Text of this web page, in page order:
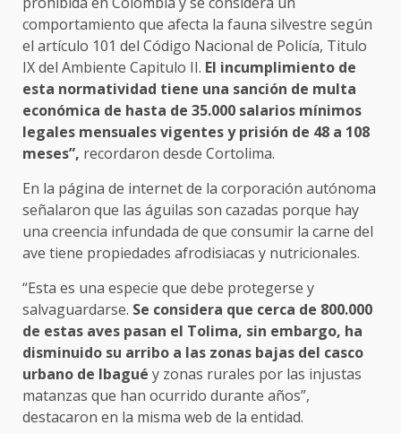
comportamiento que afecta la fauna silvestre según
el artículo 101 del Código Nacional de Policía, Titulo
IX del Ambiente Capitulo II. El incumplimiento de
esta normatividad tiene una sanción de multa
económica de hasta de 35.000 salarios mínimos
legales mensuales vigentes y prisión de 48 a 108
meses”, recordaron desde Cortolima.
En la página de internet de la corporación autónoma
señalaron que las águilas son cazadas porque hay
una creencia infundada de que consumir la carne del
ave tiene propiedades afrodisiacas y nutricionales.
“Esta es una especie que debe protegerse y
salvaguardarse. Se considera que cerca de 800.000
de estas aves pasan el Tolima, sin embargo, ha
disminuido su arribo a las zonas bajas del casco
urbano de Ibagué y zonas rurales por las injustas
matanzas que han ocurrido durante años”,
destacaron en la misma web de la entidad.